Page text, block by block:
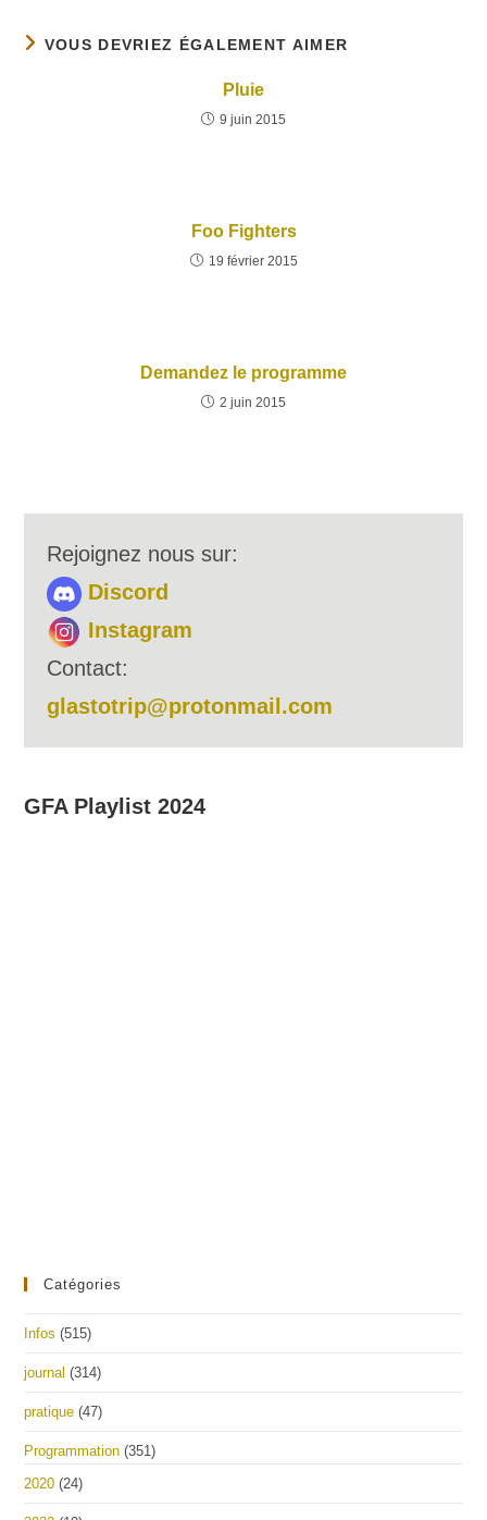
VOUS DEVRIEZ ÉGALEMENT AIMER
Pluie
9 juin 2015
Foo Fighters
19 février 2015
Demandez le programme
2 juin 2015
Rejoignez nous sur:
Discord
Instagram
Contact:
glastotrip@protonmail.com
GFA Playlist 2024
Catégories
Infos (515)
journal (314)
pratique (47)
Programmation (351)
2020 (24)